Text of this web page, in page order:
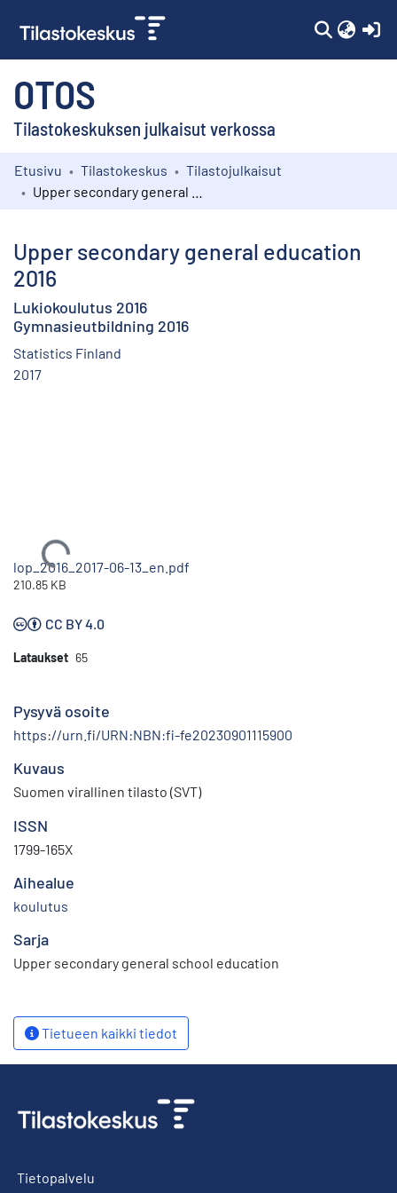
OTOS
Tilastokeskuksen julkaisut verkossa
Kokoelmat
Etusivu Tilastokeskus
Tilastojulkaisut
Upper secondary general education
2016
Lukiokoulutus 2016
Gymnasieutbildning 2016
Statistics Finland
2017
Ladataan...
lop_2016_2017-06-13_en.pdf
210.85 KB
CC BY 4.0
Lataukset 65
Pysyvä osoite
https://urn.fi/URN:NBN:fi-fe20230901115900
Kuvaus
Suomen virallinen tilasto (SVT)
ISSN
1799-165X
Aihealue
koulutus
Sarja
Upper secondary general school education
Tietueen kaikki tiedot
Tietopalvelu